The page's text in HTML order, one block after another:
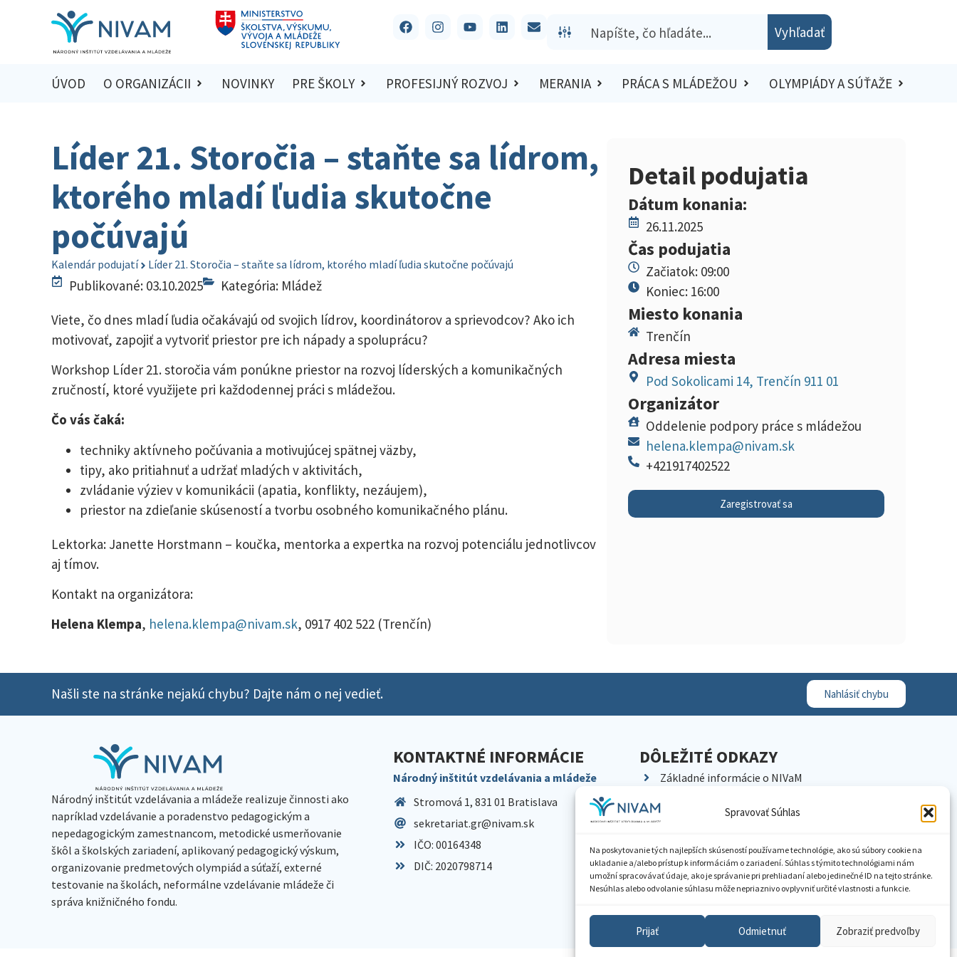
Spravovať Súhlas
Na poskytovanie tých najlepších skúseností používame technológie, ako sú súbory cookie na
ukladanie a/alebo prístup k informáciám o zariadení. Súhlas s týmito technológiami nám
umožní spracovávať údaje, ako je správanie pri prehliadaní alebo jedinečné ID na tejto stránke.
Nesúhlas alebo odvolanie súhlasu môže nepriaznivo ovplyvniť určité vlastnosti a funkcie.
Prijať Odmietnuť Zobraziť predvoľby
Vyhľadať
ÚVOD O ORGANIZÁCII NOVINKY PRE ŠKOLY PROFESIJNÝ ROZVOJ MERANIA PRÁCA S MLÁDEŽOU OLYMPIÁDY A SÚŤAŽE
Líder 21. Storočia – staňte sa lídrom,
ktorého mladí ľudia skutočne
počúvajú
Kalendár podujatí Líder 21. Storočia – staňte sa lídrom, ktorého mladí ľudia skutočne počúvajú
Publikované: 03.10.2025 Kategória: Mládež
Viete, čo dnes mladí ľudia očakávajú od svojich lídrov, koordinátorov a sprievodcov? Ako ich
motivovať, zapojiť a vytvoriť priestor pre ich nápady a spoluprácu?
Workshop Líder 21. storočia vám ponúkne priestor na rozvoj líderských a komunikačných
zručností, ktoré využijete pri každodennej práci s mládežou.
Čo vás čaká:
techniky aktívneho počúvania a motivujúcej spätnej väzby,
tipy, ako pritiahnuť a udržať mladých v aktivitách,
zvládanie výziev v komunikácii (apatia, konflikty, nezáujem),
priestor na zdieľanie skúseností a tvorbu osobného komunikačného plánu.
Lektorka: Janette Horstmann – koučka, mentorka a expertka na rozvoj potenciálu jednotlivcov
aj tímov.
Kontakt na organizátora:
Helena Klempa, helena.klempa@nivam.sk, 0917 402 522 (Trenčín)
Detail podujatia
Dátum konania:
26.11.2025
Čas podujatia
Začiatok: 09:00
Koniec: 16:00
Miesto konania
Trenčín
Adresa miesta
Pod Sokolicami 14, Trenčín 911 01
Organizátor
Oddelenie podpory práce s mládežou
helena.klempa@nivam.sk
+421917402522
Zaregistrovať sa
Našli ste na stránke nejakú chybu? Dajte nám o nej vedieť. Nahlásiť chybu
Národný inštitút vzdelávania a mládeže realizuje činnosti ako
napríklad vzdelávanie a poradenstvo pedagogickým a
nepedagogickým zamestnancom, metodické usmerňovanie
škôl a školských zariadení, aplikovaný pedagogický výskum,
organizovanie predmetových olympiád a súťaží, externé
testovanie na školách, neformálne vzdelávanie mládeže či
správa knižničného fondu.
KONTAKTNÉ INFORMÁCIE
Národný inštitút vzdelávania a mládeže
Stromová 1, 831 01 Bratislava
sekretariat.gr@nivam.sk
IČO: 00164348
DIČ: 2020798714
DÔLEŽITÉ ODKAZY
Základné informácie o NIVaM
Kariéra
Pracoviská NIVaM
Dokumenty inštitúcie